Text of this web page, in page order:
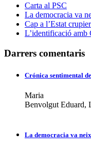
Carta al PSC
La democracia va
Cap a l’Estat crupier
L’identificació amb
Darrers comentaris
Crónica sentimental
Maria
Benvolgut Eduard,
La democracia va